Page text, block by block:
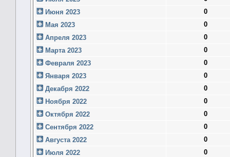
Июня 2023
0
Мая 2023
0
Апреля 2023
0
Марта 2023
0
Февраля 2023
0
Января 2023
0
Декабря 2022
0
Ноября 2022
0
Октября 2022
0
Сентября 2022
0
Августа 2022
0
Июля 2022
0